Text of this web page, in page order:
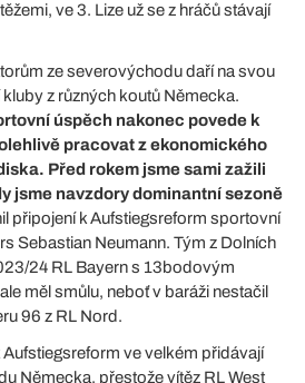
ve 3. Lize už se z hráčů stávají
ze severovýchodu daří na svou
z různých koutů Německa.
úspěch nakonec povede k
pracovat z ekonomického
Před rokem jsme sami zažili
jsme navzdory dominantní sezoně
připojení k Aufstiegsreform sportovní
Sebastian Neumann. Tým z Dolních
24 RL Bayern s 13bodovým
měl smůlu, neboť v baráži nestačil
96 z RL Nord.
ve velkém přidávají
Německa, přestože vítěz RL West